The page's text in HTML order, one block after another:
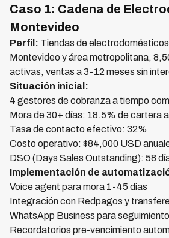
Caso 1: Cadena de
Montevideo
Perfil: Tiendas de
Montevideo y área metropolitana,
activas, ventas a 3-12 meses sin
Situación inicial:
4 gestores de cobranza a tiempo
Mora de 30+ días: 18.5% de cartera
Tasa de contacto efectivo: 32%
Costo operativo: $84,000 USD
DSO (Days Sales Outstanding): 58
Implementación de
Voice agent para mora 1-45 días
Integración con Redpagos y
WhatsApp Business para
Recordatorios pre-vencimiento